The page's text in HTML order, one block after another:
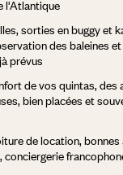
l'Atlantique
sorties en buggy et
des baleines
prévus
de vos quintas, des
bien placées et
de location, bonnes
conciergerie